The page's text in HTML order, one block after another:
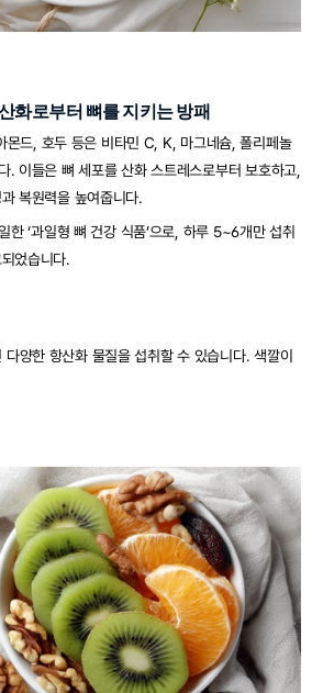
화로부터 뼈를 지키는 방패
몬드, 호두 등은 비타민 C, K, 마그네슘, 폴리페놀
. 이들은 뼈 세포를 산화 스트레스로부터 보호하고,
복원력을 높여줍니다.
한 ‘과일형 뼈 건강 식품’으로, 하루 5~6개만 섭취
었습니다.
양한 항산화 물질을 섭취할 수 있습니다. 색깔이